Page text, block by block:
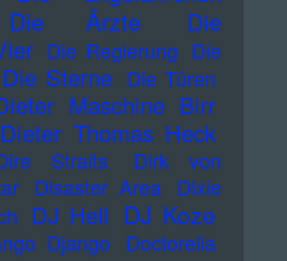
Die Ärzte
Die
Die Regierung Die
Die Sterne Die Türen
Maschine Birr
Dieter Thomas Heck
Straits
Dirk von
Disaster Area
Dixie
DJ Hell DJ Koze
Django
Doctorella